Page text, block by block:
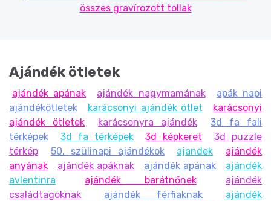
összes gravírozott tollak
Ajándék ötletek
ajándék apának ajándék nagymamának
apák napi
ajándékötletek
karácsonyi ajándék ötlet
karácsonyi
ajándék ötletek
karácsonyra ajándék
3d fa fali
térképek
3d fa térképek 3d képkeret
3d puzzle
térkép
50. szülinapi ajándékok ajandek
ajándék
anyának
ajándék apáknak ajándék apának
ajándék
avlentinra
ajándék barátnőnek
ajándék
családtagoknak
ajándék férfiaknak
ajándék